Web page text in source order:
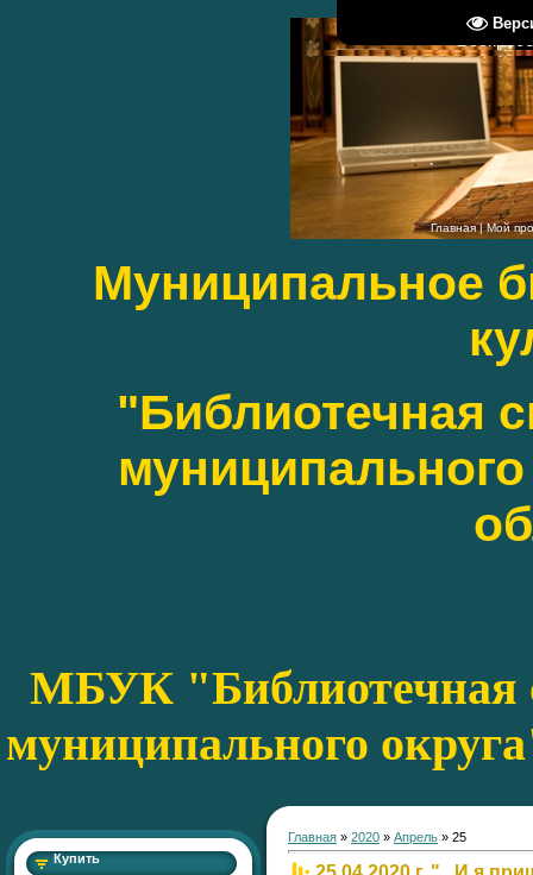
Главная|Мой
Муниципальное
"Библиотечная
МБУК "Библиотечная
муниципального
Купить
Главная » 2020 » Апрель » 25